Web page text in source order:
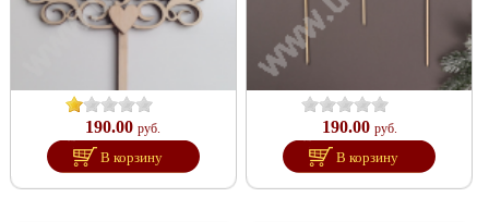
190.00 руб.
В корзину
190.00 руб.
В корзину